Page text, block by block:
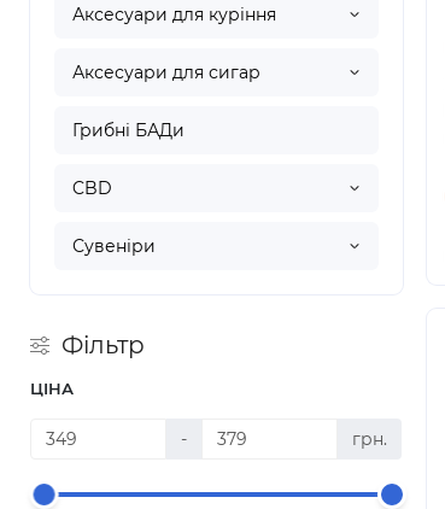
Аксесуари для куріння
Аксесуари для сигар
Грибні БАДи
CBD
Сувеніри
Фільтр
ЦІНА
- грн.